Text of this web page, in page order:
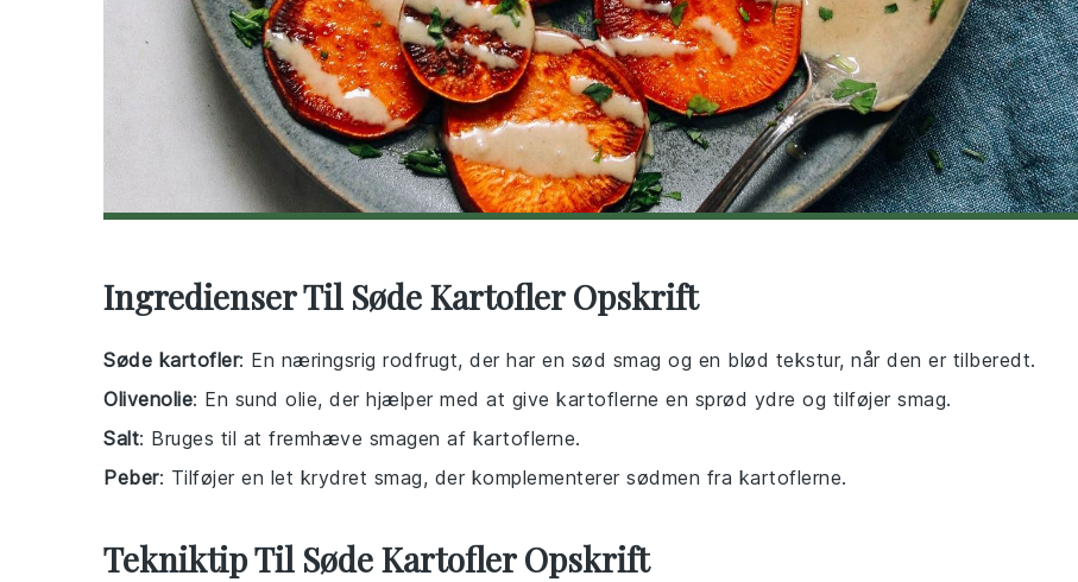
Ingredienser Til Søde Kartofler Opskrift
Søde kartofler: En næringsrig rodfrugt, der har en sød smag og en blød tekstur, når den er tilberedt.
Olivenolie: En sund olie, der hjælper med at give kartoflerne en sprød ydre og tilføjer smag.
Salt: Bruges til at fremhæve smagen af kartoflerne.
Peber: Tilføjer en let krydret smag, der komplementerer sødmen fra kartoflerne.
Tekniktip Til Søde Kartofler Opskrift